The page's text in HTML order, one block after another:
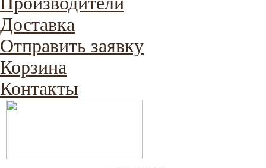
Доставка
Отправить заявку
Корзина
Контакты